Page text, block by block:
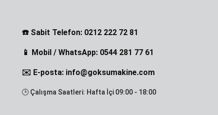
☎️ Sabit Telefon: 0212 222 72 81
📱 Mobil / WhatsApp: 0544 281 77 61
✉️ E-posta: info@goksumakine.com
🕒 Çalışma Saatleri: Hafta İçi 09:00 - 18:00